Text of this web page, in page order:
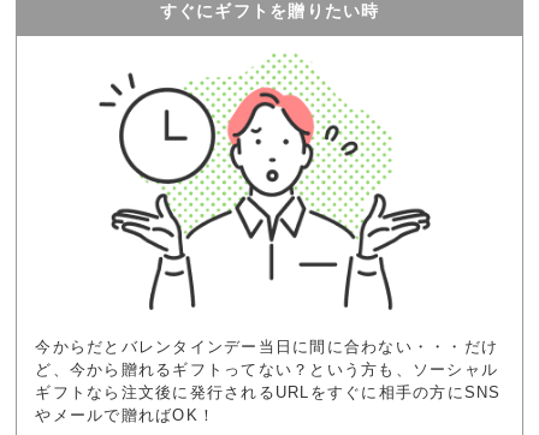
すぐにギフトを贈りたい時
今からだとバレンタインデー当日に間に合わない・・・だけ
ど、今から贈れるギフトってない？という方も、ソーシャル
ギフトなら注文後に発行されるURLをすぐに相手の方にSNS
やメールで贈ればOK！